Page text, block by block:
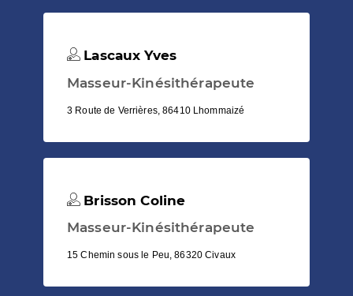
Lascaux Yves
Masseur-Kinésithérapeute
3 Route de Verrières, 86410 Lhommaizé
Brisson Coline
Masseur-Kinésithérapeute
15 Chemin sous le Peu, 86320 Civaux